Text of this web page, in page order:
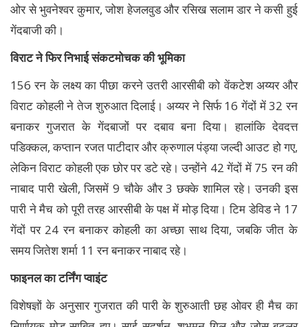
ओर से भुवनेश्वर कुमार, जोश हेजलवुड और रसिख सलाम डार ने कसी हुई
गेंदबाजी की।
विराट ने फिर निभाई संकटमोचक की भूमिका
156 रन के लक्ष्य का पीछा करने उतरी आरसीबी को वेंकटेश अय्यर और
विराट कोहली ने तेज शुरुआत दिलाई। अय्यर ने सिर्फ 16 गेंदों में 32 रन
बनाकर गुजरात के गेंदबाजों पर दबाव बना दिया। हालांकि देवदत्त
पडिक्कल, कप्तान रजत पाटीदार और क्रुणाल पंड्या जल्दी आउट हो गए,
लेकिन विराट कोहली एक छोर पर डटे रहे। उन्होंने 42 गेंदों में 75 रन की
नाबाद पारी खेली, जिसमें 9 चौके और 3 छक्के शामिल रहे। उनकी इस
पारी ने मैच को पूरी तरह आरसीबी के पक्ष में मोड़ दिया। टिम डेविड ने 17
गेंदों पर 24 रन बनाकर कोहली का अच्छा साथ दिया, जबकि जीत के
समय जितेश शर्मा 11 रन बनाकर नाबाद रहे।
फाइनल का टर्निंग प्वाइंट
विशेषज्ञों के अनुसार गुजरात की पारी के शुरुआती छह ओवर ही मैच का